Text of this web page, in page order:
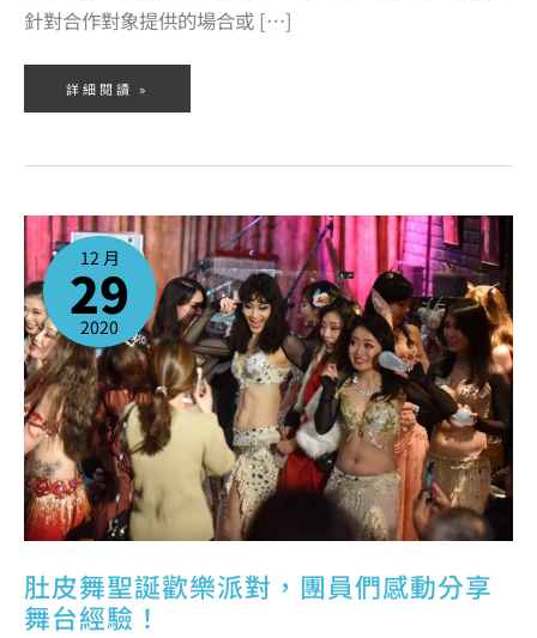
針對合作對象提供的場合或 […]
詳細閱讀 »
12 月
29
2020
肚皮舞聖誕歡樂派對，團員們感動分享
舞台經驗！
肚
皮
舞
歡
樂
派
對，
員
們
感
動
分
享
舞
台
經
驗！